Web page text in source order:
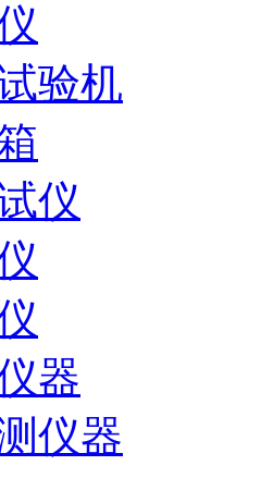
验机
仪
器
仪器